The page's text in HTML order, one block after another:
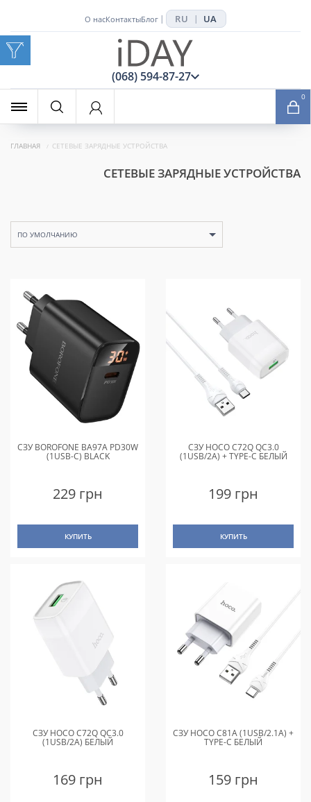
x
О насКонтактыБлог | RU | UA
(068) 594-87-27
0
ГЛАВНАЯ СЕТЕВЫЕ ЗАРЯДНЫЕ УСТРОЙСТВА
СЕТЕВЫЕ ЗАРЯДНЫЕ УСТРОЙСТВА
ПО УМОЛЧАНИЮ
СЗУ BOROFONE BA97A PD30W
(1USB-C) BLACK
229 грн
КУПИТЬ
СЗУ HOCO C72Q QC3.0
(1USB/2A) + TYPE-C БЕЛЫЙ
199 грн
КУПИТЬ
СЗУ HOCO C72Q QC3.0
(1USB/2A) БЕЛЫЙ
169 грн
СЗУ HOCO C81A (1USB/2.1A) +
TYPE-C БЕЛЫЙ
159 грн